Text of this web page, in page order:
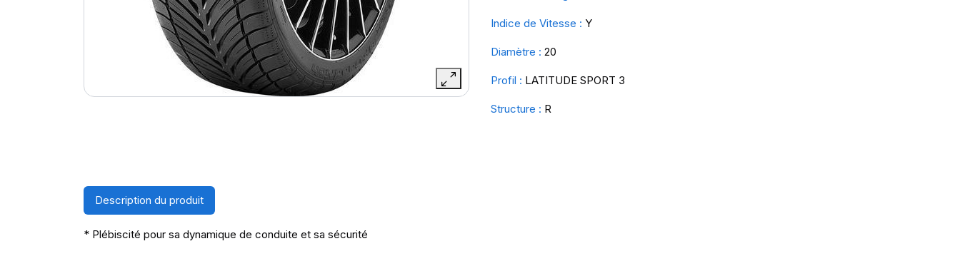
Indice de Vitesse : Y
Diamètre : 20
Profil : LATITUDE SPORT 3
Structure : R
Description du produit
* Plébiscité pour sa dynamique de conduite et sa sécurité